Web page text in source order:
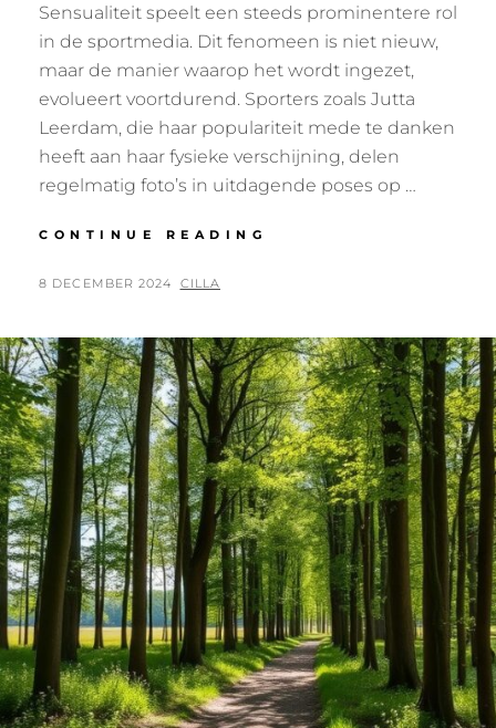
Sensualiteit speelt een steeds prominentere rol
in de sportmedia. Dit fenomeen is niet nieuw,
maar de manier waarop het wordt ingezet,
evolueert voortdurend. Sporters zoals Jutta
Leerdam, die haar populariteit mede te danken
heeft aan haar fysieke verschijning, delen
regelmatig foto’s in uitdagende poses op …
CONTINUE READING
PRESTATIES
EN
UITERLIJK
POSTED
8 DECEMBER 2024 BY
CILLA